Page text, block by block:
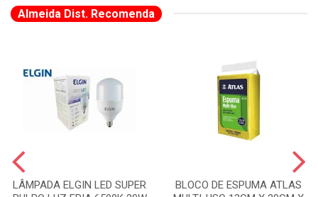
Almeida Dist. Recomenda
LÂMPADA ELGIN LED SUPER
BLOCO DE ESPUMA ATLAS